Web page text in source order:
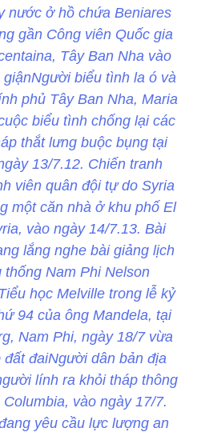
nước ở hồ chứa Beniares
gần Công viên Quốc gia
Tây Ban Nha vào
biểu tình la ó và
phủ Tây Ban Nha, Maria
biểu tình chống lại các
thắt lưng buộc bụng tại
13/7.12. Chiến tranh
viên quân đội tự do Syria
một căn nhà ở khu phố El
vào ngày 14/7.13. Bài
lắng nghe bài giảng lịch
Nam Phi Nelson
học Melville trong lễ kỷ
94 của ông Mandela, tại
Nam Phi, ngày 18/7 vừa
đaiNgười dân bản địa
lính ra khỏi tháp thông
vào ngày 17/7.
yêu cầu lực lượng an